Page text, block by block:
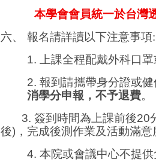
本學會會員統一於台灣
六、
報名請詳讀以下注意事項:
1. 上課全程配戴外科口罩
2. 報到 請攜帶身分證或
消學分申報，不予退費。
3. 簽到時間為上課前後20
後) ，完成後測作業及活動滿
4. 本院或會議中心不提